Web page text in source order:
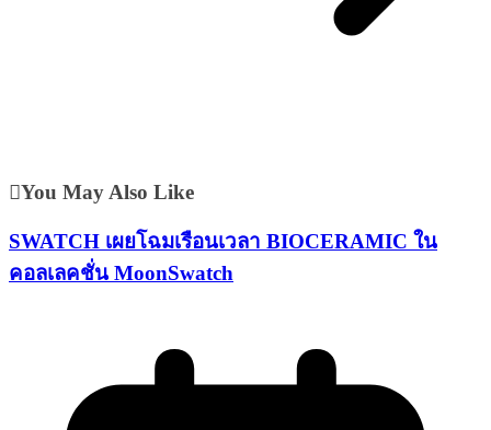
You May Also Like
SWATCH เผยโฉมเรือนเวลา BIOCERAMIC ใน
คอลเลคชั่น MoonSwatch